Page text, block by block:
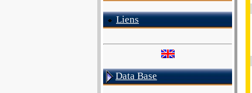
Liens
Data Base